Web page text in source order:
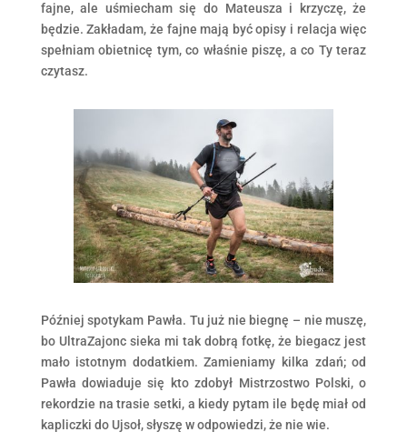
fajne, ale uśmiecham się do Mateusza i krzyczę, że
będzie. Zakładam, że fajne mają być opisy i relacja więc
spełniam obietnicę tym, co właśnie piszę, a co Ty teraz
czytasz.
Później spotykam Pawła. Tu już nie biegnę – nie muszę,
bo UltraZajonc sieka mi tak dobrą fotkę, że biegacz jest
mało istotnym dodatkiem. Zamieniamy kilka zdań; od
Pawła dowiaduje się kto zdobył Mistrzostwo Polski, o
rekordzie na trasie setki, a kiedy pytam ile będę miał od
kapliczki do Ujsoł, słyszę w odpowiedzi, że nie wie.